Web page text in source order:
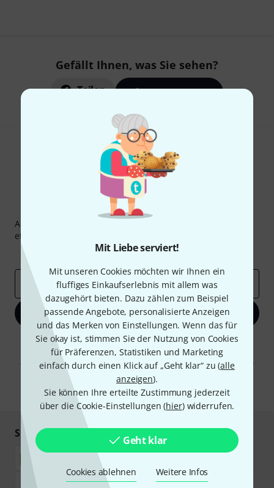
Mit Liebe serviert!
Mit unseren Cookies möchten wir Ihnen ein
fluffiges Einkaufserlebnis mit allem was
dazugehört bieten. Dazu zählen zum Beispiel
passende Angebote, personalisierte Anzeigen
und das Merken von Einstellungen. Wenn das für
Sie okay ist, stimmen Sie der Nutzung von Cookies
für Präferenzen, Statistiken und Marketing
einfach durch einen Klick auf „Geht klar“ zu (alle
anzeigen).
Sie können Ihre erteilte Zustimmung jederzeit
über die Cookie-Einstellungen (hier) widerrufen.
Geht klar
Cookies ablehnen Weitere Infos
Gefällt Ihnen, was Sie sehen?
Teilen Hilfe & Feedback
Thomann Newsletter
Abonniere den Thomann Newsletter und gewinne mit
etwas Glück einen von
Inspirierende Beiträge
Deals
E-Mail-Adresse*
Jetzt anmelden
Mit Klick auf „Jetzt anmelden“ stimmen Sie dem Erhalt von E-Mail-
Werbung und einer Messung des E-Mail-Nutzungsverhaltens zu. Die
Abmeldung ist jederzeit möglich. Weitere Informationen finden Sie in
unserenDatenschutzhinweisen.
* Pflichtfeld
Sicher einkaufen & bezahlen